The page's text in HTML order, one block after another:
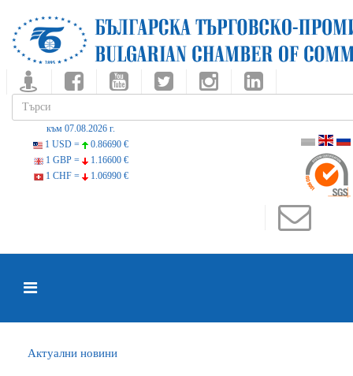
към 07.08.2026 г.
1 USD =
0.86690 €
1 GBP =
1.16600 €
1 CHF =
1.06990 €
Актуални новини